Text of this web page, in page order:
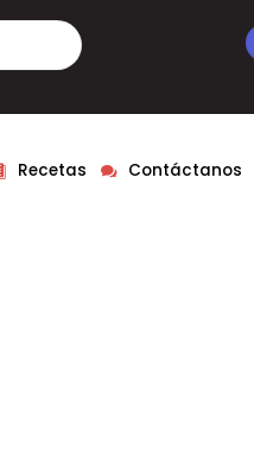
Recetas Contáctanos